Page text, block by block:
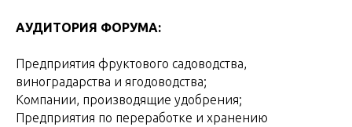
АУДИТОРИЯ ФОРУМА:
Предприятия фруктового садоводства,
виноградарства и ягодоводства;
Компании, производящие удобрения;
Предприятия по переработке и хранению